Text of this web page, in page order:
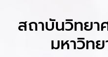
สถาบันวิทยา
มหาวิท